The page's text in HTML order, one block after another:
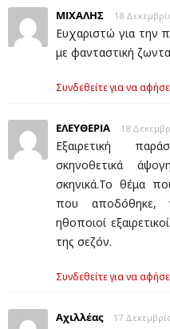
ΜΙΧΑΛΗΣ 18
Ευχαριστώ για την
με φανταστική
Συνδεθείτε για να
ΕΛΕΥΘΕΡΙΑ 18
Εξαιρετική
σκηνοθετικά
σκηνικά.Το θέμα
που αποδόθηκε,
ηθοποιοί
της σεζόν.
Συνδεθείτε για να
Αχιλλέας 17